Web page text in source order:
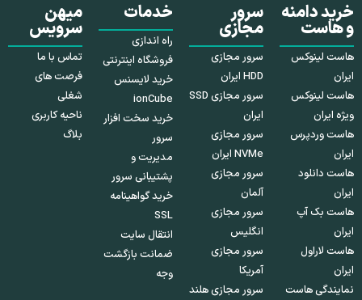
خرید دامنه
و هاست
هاست لینوکس
ایران
هاست لینوکس
ویژه ایران
هاست وردپرس
ایران
هاست دانلود
ایران
هاست بک آپ
ایران
هاست لاراول
ایران
نمایندگی هاست
سرور
مجازی
سرور مجازی
HDD ایران
سرور مجازی SSD
ایران
سرور مجازی
NVMe ایران
سرور مجازی
آلمان
سرور مجازی
انگلیس
سرور مجازی
آمریکا
سرور مجازی هلند
خدمات
راه اندازی
فروشگاه اینترنتی
خرید لایسنس
ionCube
خرید سخت افزار
سرور
مدیریت و
پشتیبانی سرور
خرید گواهینامه
SSL
انتقال سایت
ضمانت بازگشت
وجه
میهن
سرویس
تماس با ما
فرصت های
شغلی
ناحیه کاربری
بلاگ